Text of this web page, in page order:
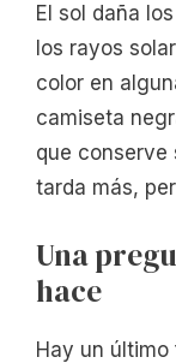
El sol daña
los rayos
color en
camiseta
que conserve
tarda más,
Una
hace
Hay un